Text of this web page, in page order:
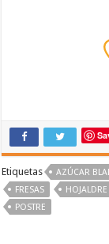
Etiquetas AZÚCAR
FRESAS
HOJALDRE
POSTRE